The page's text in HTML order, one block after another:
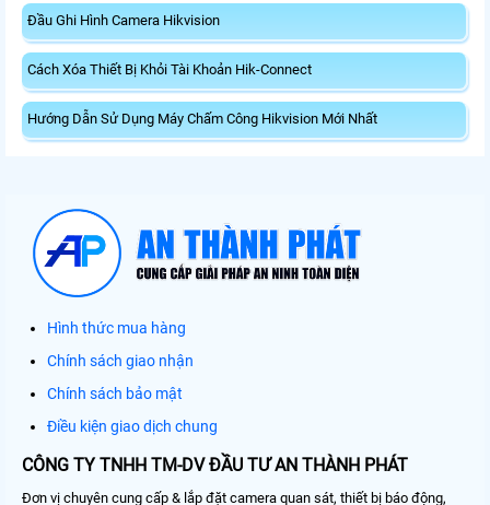
Đầu Ghi Hình Camera Hikvision
Cách Xóa Thiết Bị Khỏi Tài Khoản Hik-Connect
Hướng Dẫn Sử Dụng Máy Chấm Công Hikvision Mới Nhất
Hình thức mua hàng
Chính sách giao nhận
Chính sách bảo mật
Điều kiện giao dịch chung
CÔNG TY TNHH TM-DV ĐẦU TƯ AN THÀNH PHÁT
Đơn vị chuyên cung cấp & lắp đặt camera quan sát, thiết bị báo động,